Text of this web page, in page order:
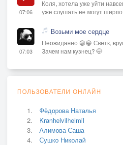
07:06
Коля, хотела уже уйти
уже слушать не могут
07:03
Возьми мое сердце
Неожиданно 😄😁 Светк,
Зачем нам кузнец? 🤭
ПОЛЬЗОВАТЕЛИ ОНЛАЙН
Фёдорова Наталья
Kranhelvilhelmil
Алимова Саша
Сушко Николай